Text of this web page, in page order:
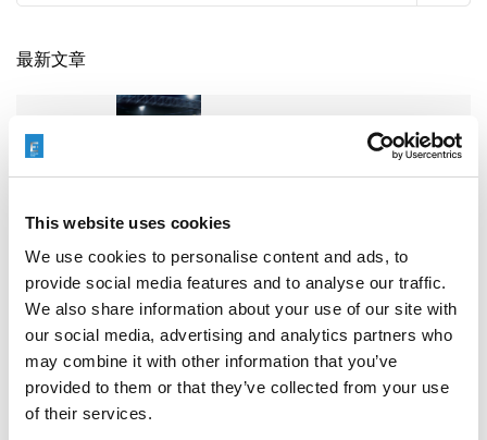
This website uses cookies
We use cookies to personalise content and ads, to
provide social media features and to analyse our traffic.
We also share information about your use of our site with
our social media, advertising and analytics partners who
may combine it with other information that you’ve
provided to them or that they’ve collected from your use
of their services.
最新文章
EXTRUSAX 如何利用磨粒流加工 (AFM) 技术提升铝型材